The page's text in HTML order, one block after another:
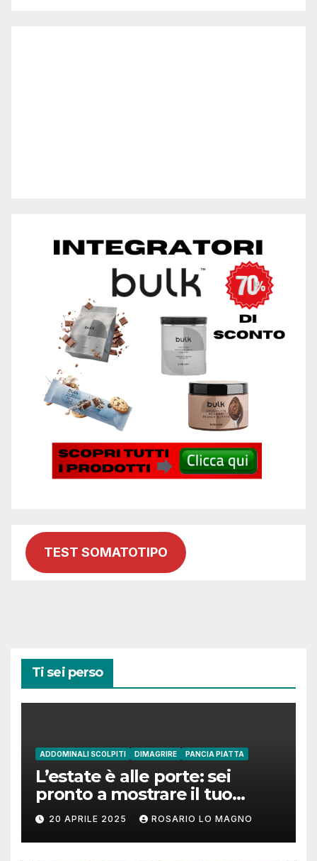
TEST SOMATOTIPO
Ti sei perso
ADDOMINALI SCOLPITI DIMAGRIRE PANCIA PIATTA
L’estate è alle porte: sei
pronto a mostrare il tuo
addome piatto?
20 APRILE 2025 ROSARIO LO MAGNO